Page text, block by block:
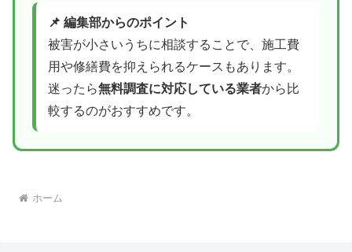
📌 編集部からのポイント
被害が小さいうちに相談することで、施工費
用や修繕費を抑えられるケースもあります。
迷ったら無料調査に対応している業者から比
較するのがおすすめです。
ホーム